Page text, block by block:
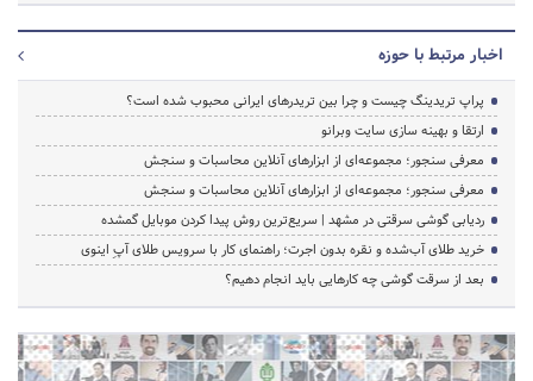
اخبار مرتبط با حوزه
پراپ تریدینگ چیست و چرا بین تریدرهای ایرانی محبوب شده است؟
ارتقا و بهینه سازی سایت وبرانو
معرفی سنجور؛ مجموعه‌ای از ابزارهای آنلاین محاسبات و سنجش
معرفی سنجور؛ مجموعه‌ای از ابزارهای آنلاین محاسبات و سنجش
ردیابی گوشی سرقتی در مشهد | سریع‌ترین روش پیدا کردن موبایل گمشده
خرید طلای آب‌شده و نقره بدون اجرت؛ راهنمای کار با سرویس طلای آپِ اینوی
بعد از سرقت گوشی چه کارهایی باید انجام دهیم؟